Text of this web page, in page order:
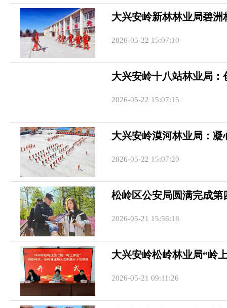
大兴安岭新林林业局碧
2026-05-22 15:07:10
大兴安岭十八站林业局
2026-05-22 15:07:15
大兴安岭漠河林业局：
2026-05-22 15:07:20
松岭区公安局圆满完成
2026-05-21 15:56:18
大兴安岭松岭林业局“岭
2026-05-21 09:11:26